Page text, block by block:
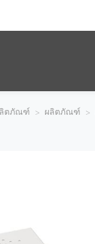
ตภัณฑ์ > ผลิตภัณฑ์ >